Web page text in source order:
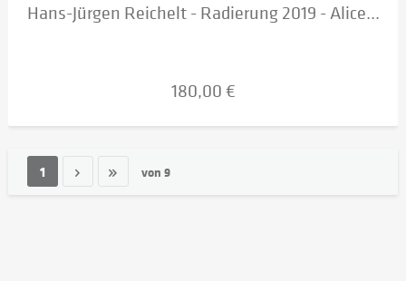
Hans-Jürgen Reichelt - Radierung 2019 - Alice...
180,00 €
1 von 9